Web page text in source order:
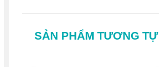
SẢN PHẨM TƯƠNG TỰ